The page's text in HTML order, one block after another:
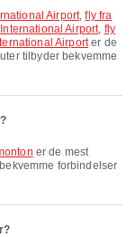
Airport,fly fra
Airport, fly
Airporter de
tilbyder bekvemme
er de mest
forbindelser